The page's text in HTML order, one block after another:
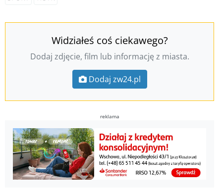
Widziałeś coś ciekawego?
Dodaj zdjęcie, film lub informację z miasta.
Dodaj zw24.pl
reklama